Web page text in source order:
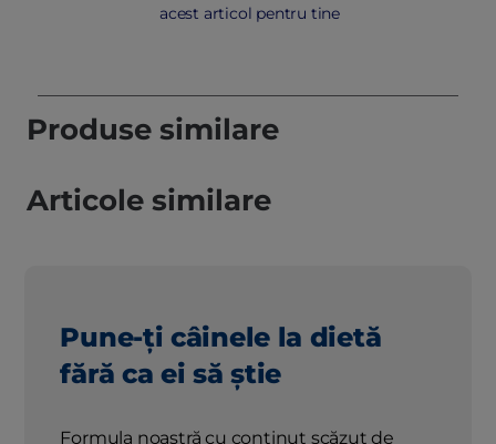
acest articol pentru tine
Produse similare
Articole similare
Pune-ți câinele la dietă
fără ca ei să știe
Formula noastră cu conținut scăzut de